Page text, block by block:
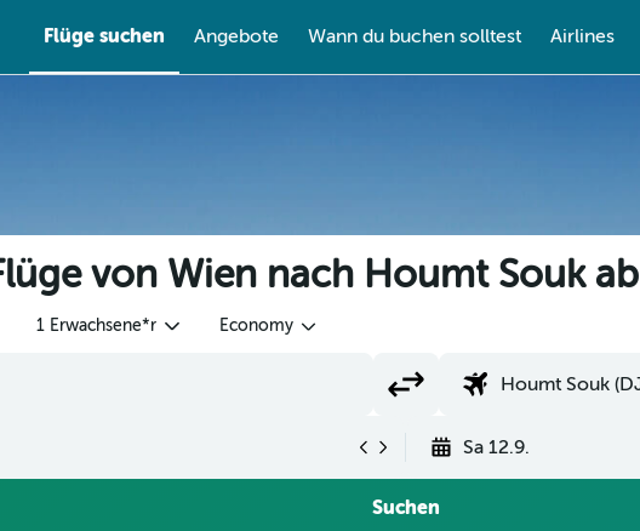
Flüge suchen Angebote Wann du buchen solltest Airlines
von Wien nach Houmt Souk ab
1 Erwachsene*r Economy
Sa 12.9.
Suchen